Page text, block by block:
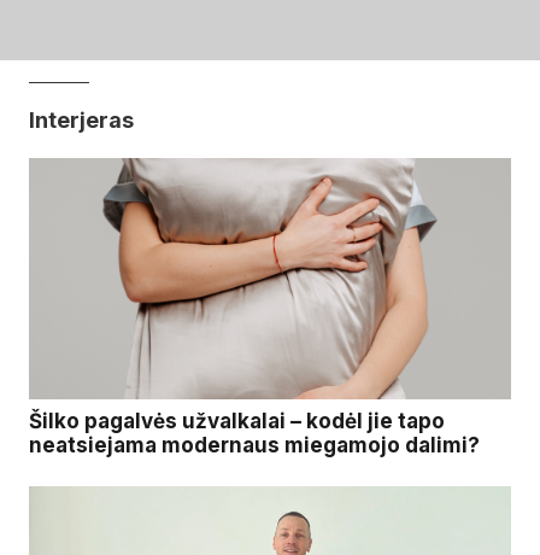
Interjeras
Šilko pagalvės užvalkalai – kodėl jie tapo
neatsiejama modernaus miegamojo dalimi?